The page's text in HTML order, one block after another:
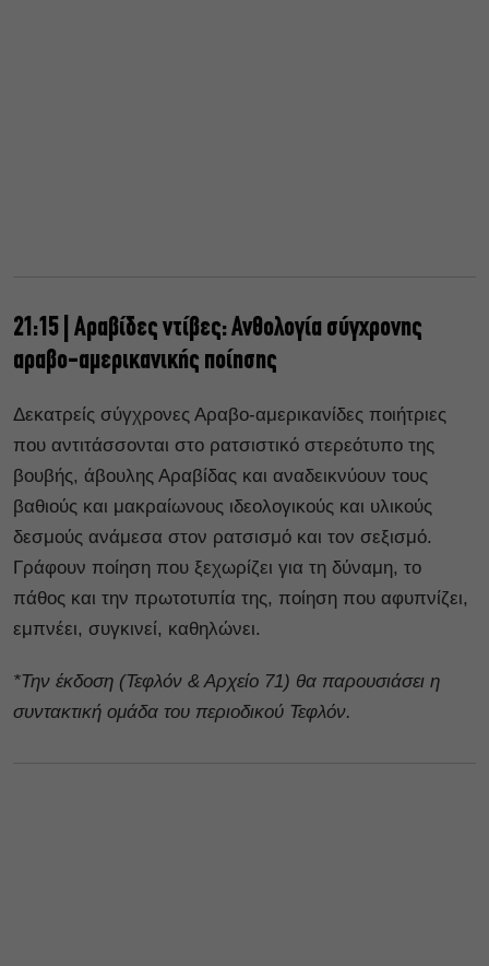
21:15 | Αραβίδες ντίβες: Ανθολογία σύγχρονης
αραβο-αμερικανικής ποίησης
Δεκατρείς σύγχρονες Αραβο-αμερικανίδες ποιήτριες
που αντιτάσσονται στο ρατσιστικό στερεότυπο της
βουβής, άβουλης Αραβίδας και αναδεικνύουν τους
βαθιούς και μακραίωνους ιδεολογικούς και υλικούς
δεσμούς ανάμεσα στον ρατσισμό και τον σεξισμό.
Γράφουν ποίηση που ξεχωρίζει για τη δύναμη, το
πάθος και την πρωτοτυπία της, ποίηση που αφυπνίζει,
εμπνέει, συγκινεί, καθηλώνει.
*Την έκδοση (Τεφλόν & Αρχείο 71) θα παρουσιάσει η
συντακτική ομάδα του περιοδικού Τεφλόν.